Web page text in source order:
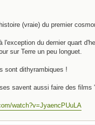
(vraie) du premier
l'exception du dernier quart
sur Terre un peu longuet.
sont dithyrambiques !
savent aussi faire des films
watch?v=JyaencPUuLA